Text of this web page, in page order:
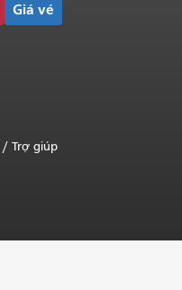
Giá vé
/ Trợ giúp